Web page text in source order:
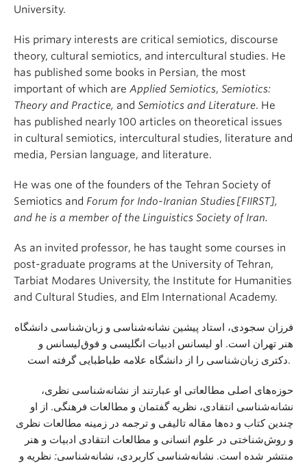
University.
His primary interests are critical semiotics, discourse
theory, cultural semiotics, and intercultural studies. He
has published some books in Persian, the most
important of which are Applied Semiotics, Semiotics:
Theory and Practice, and Semiotics and Literature. He
has published nearly 100 articles on theoretical issues
in cultural semiotics, intercultural studies, literature and
media, Persian language, and literature.
He was one of the founders of the Tehran Society of
Semiotics and Forum for Indo-Iranian Studies [FIIRST],
and he is a member of the Linguistics Society of Iran.
As an invited professor, he has taught some courses in
post-graduate programs at the University of Tehran,
Tarbiat Modares University, the Institute for Humanities
and Cultural Studies, and Elm International Academy.
فرزان سجودی، استاد پیشین نشانه‌شناسی و زبان‌شناسی دانشگاه
هنر تهران است. او لیسانس ادبیات انگلیسی و فوق‌لیسانس و
دکتری زبان‌شناسی را از دانشگاه علامه طباطبایی گرفته است.
حوزه‌های اصلی مطالعاتی او عبارتند از نشانه‌شناسی نظری،
نشانه‌شناسی انتقادی، نظریه گفتمان و مطالعات فرهنگی. از او
چندین کتاب و ده‌ها مقاله تالیفی و ترجمه در زمینه مطالعات نظری
و روش‌شناختی در علوم انسانی و مطالعات انتقادی ادبیات و هنر
منتشر شده است. نشانه‌شناسی کاربردی، نشانه‌شناسی: نظریه و